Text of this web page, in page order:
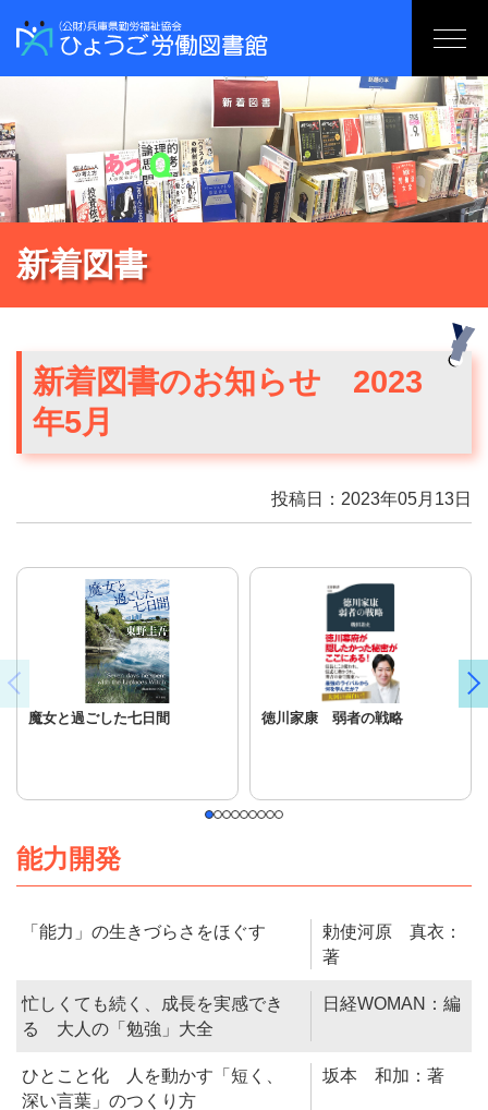
新着図書
新着図書のお知らせ 2023
年5月
投稿日：2023年05月13日
魔女と過ごした七日間 徳川家康 弱者の戦略
能力開発
「能力」の生きづらさをほぐす
勅使河原 真衣：
著
忙しくても続く、成長を実感でき
る 大人の「勉強」大全
日経WOMAN：編
ひとこと化 人を動かす「短く、
深い言葉」のつくり方
坂本 和加：著